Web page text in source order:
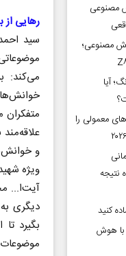
رهایی از
سید
می‌کند:
و
ویژه
آیت‌ا...
دیگری
بگیرد
موضوعات
مصنوعی
مصنوعی؛
آیا
معمولی را
تومانی
نتیجه
با هوش